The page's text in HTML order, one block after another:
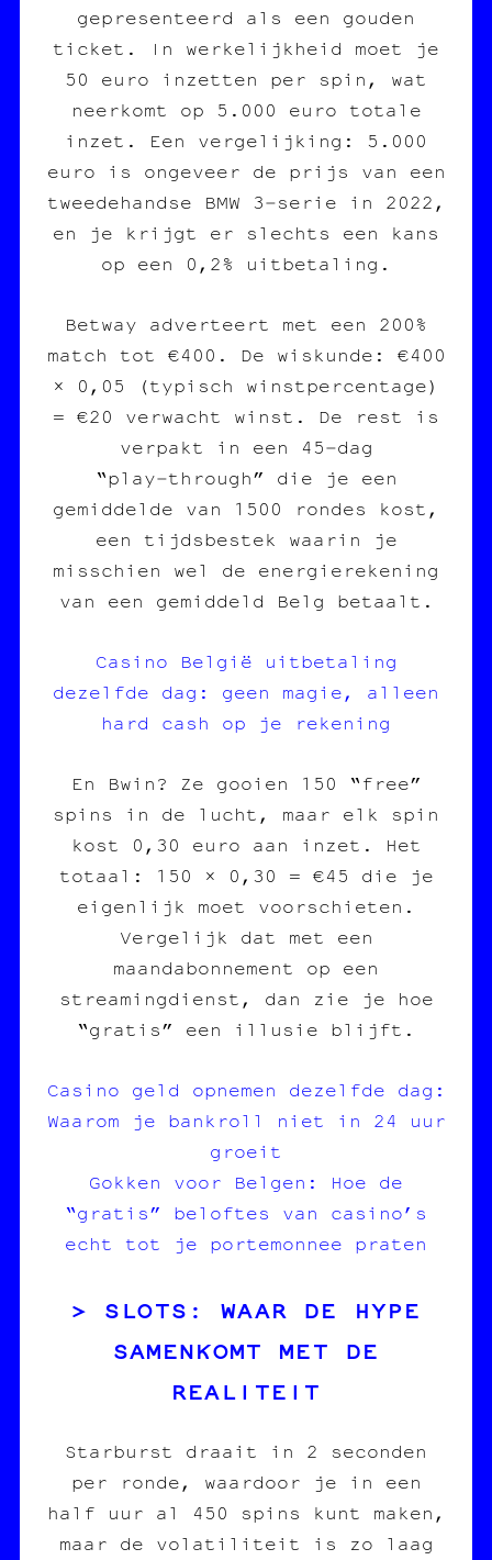
gepresenteerd als een gouden
ticket. In werkelijkheid moet je
50 euro inzetten per spin, wat
neerkomt op 5.000 euro totale
inzet. Een vergelijking: 5.000
euro is ongeveer de prijs van een
tweedehandse BMW 3‑serie in 2022,
en je krijgt er slechts een kans
op een 0,2% uitbetaling.
Betway adverteert met een 200%
match tot €400. De wiskunde: €400
× 0,05 (typisch winstpercentage)
= €20 verwacht winst. De rest is
verpakt in een 45‑dag
“play‑through” die je een
gemiddelde van 1500 rondes kost,
een tijdsbestek waarin je
misschien wel de energierekening
van een gemiddeld Belg betaalt.
Casino België uitbetaling
dezelfde dag: geen magie, alleen
hard cash op je rekening
En Bwin? Ze gooien 150 “free”
spins in de lucht, maar elk spin
kost 0,30 euro aan inzet. Het
totaal: 150 × 0,30 = €45 die je
eigenlijk moet voorschieten.
Vergelijk dat met een
maandabonnement op een
streamingdienst, dan zie je hoe
“gratis” een illusie blijft.
Casino geld opnemen dezelfde dag:
Waarom je bankroll niet in 24 uur
groeit
Gokken voor Belgen: Hoe de
“gratis” beloftes van casino’s
echt tot je portemonnee praten
SLOTS: WAAR DE HYPE
SAMENKOMT MET DE
REALITEIT
Starburst draait in 2 seconden
per ronde, waardoor je in een
half uur al 450 spins kunt maken,
maar de volatiliteit is zo laag